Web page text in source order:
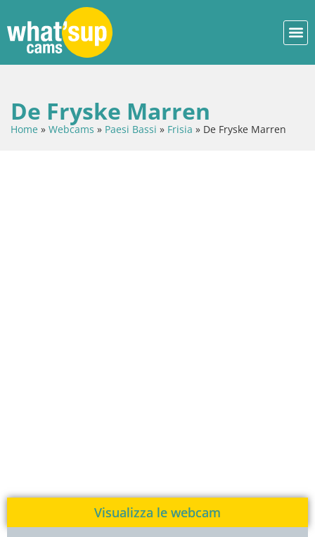
De Fryske Marren
Home » Webcams » Paesi Bassi » Frisia » De Fryske Marren
Visualizza le webcam